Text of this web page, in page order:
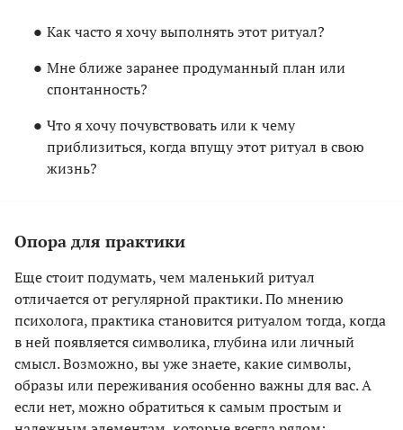
Как часто я хочу выполнять этот ритуал?
Мне ближе заранее продуманный план или
спонтанность?
Что я хочу почувствовать или к чему
приблизиться, когда впущу этот ритуал в свою
жизнь?
Опора для практики
Еще стоит подумать, чем маленький ритуал
отличается от регулярной практики. По мнению
психолога, практика становится ритуалом тогда, когда
в ней появляется символика, глубина или личный
смысл. Возможно, вы уже знаете, какие символы,
образы или переживания особенно важны для вас. А
если нет, можно обратиться к самым простым и